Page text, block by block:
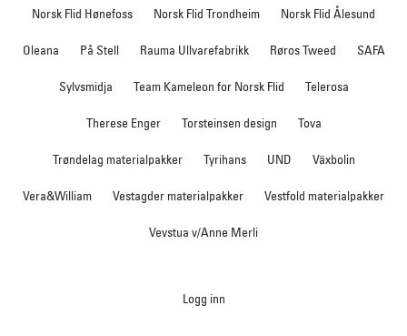
Norsk Flid Hønefoss Norsk Flid Trondheim Norsk Flid Ålesund
Oleana På Stell Rauma Ullvarefabrikk Røros Tweed SAFA
Sylvsmidja Team Kameleon for Norsk Flid Telerosa
Therese Enger Torsteinsen design Tova
Trøndelag materialpakker Tyrihans UND Växbolin
Vera&William Vestagder materialpakker Vestfold materialpakker
Vevstua v/Anne Merli
Logg inn